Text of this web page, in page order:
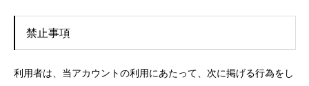
禁止事項
利用者は、当アカウントの利用にあたって、次に掲げる行為をし